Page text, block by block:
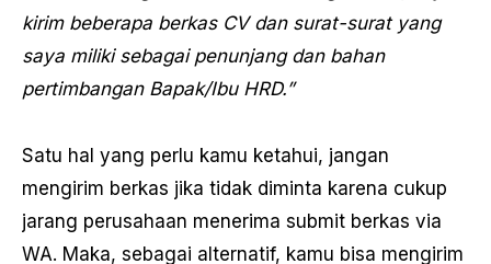
kirim beberapa berkas CV dan surat-surat yang
saya miliki sebagai penunjang dan bahan
pertimbangan Bapak/Ibu HRD.”
Satu hal yang perlu kamu ketahui, jangan
mengirim berkas jika tidak diminta karena cukup
jarang perusahaan menerima submit berkas via
WA. Maka, sebagai alternatif, kamu bisa mengirim